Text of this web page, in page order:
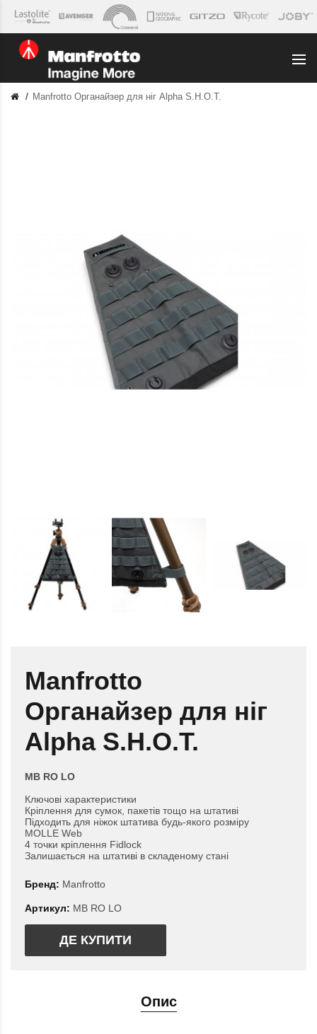
Manfrotto Органайзер для ніг Alpha S.H.O.T.
Manfrotto
Органайзер для ніг
Alpha S.H.O.T.
MB RO LO
Ключові характеристики
Кріплення для сумок, пакетів тощо на штативі
Підходить для ніжок штатива будь-якого розміру
MOLLE Web
4 точки кріплення Fidlock
Залишається на штативі в складеному стані
Бренд: Manfrotto
Артикул: MB RO LO
ДЕ КУПИТИ
Опис